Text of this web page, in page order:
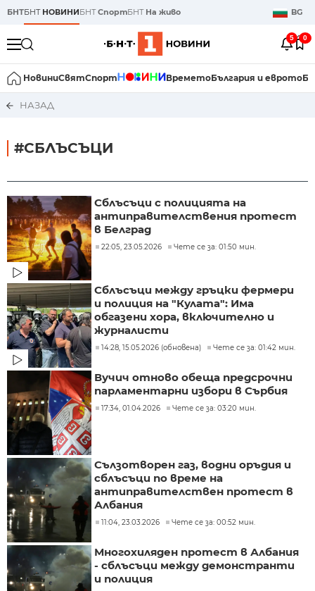
БНТБНТ НОВИНИБНТСпортБНТ На живо BG
5 0
НовиниСвятСпорт ВреметоБългария и еврото
НАЗАД
#СБЛЪСЪЦИ
Сблъсъци с полицията на
антиправителствения протест
в Белград
22:05, 23.05.2026 Чете се за: 01:50 мин.
Сблъсъци между гръцки фермери
и полиция на "Кулата": Има
обгазени хора, включително и
журналисти
14:28, 15.05.2026 (обновена) Чете се за: 01:42 мин.
Вучич отново обеща предсрочни
парламентарни избори в Сърбия
17:34, 01.04.2026 Чете се за: 03:20 мин.
Сълзотворен газ, водни оръдия и
сблъсъци по време на
антиправителствен протест в
Албания
11:04, 23.03.2026 Чете се за: 00:52 мин.
Многохиляден протест в Албания
- сблъсъци между демонстранти
и полиция